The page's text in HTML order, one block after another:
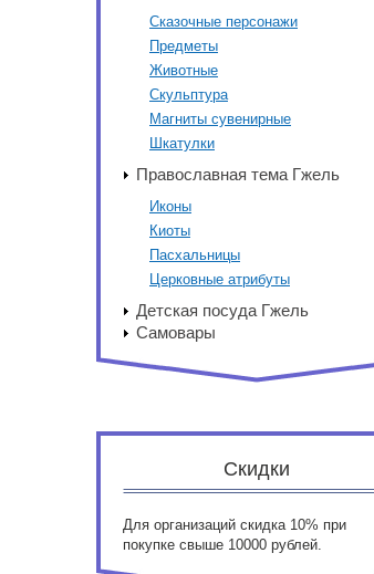
Сказочные персонажи
Предметы
Животные
Скульптура
Магниты сувенирные
Шкатулки
Православная тема Гжель
Иконы
Киоты
Пасхальницы
Церковные атрибуты
Детская посуда Гжель
Самовары
Скидки
Для организаций скидка 10% при
покупке свыше 10000 рублей.